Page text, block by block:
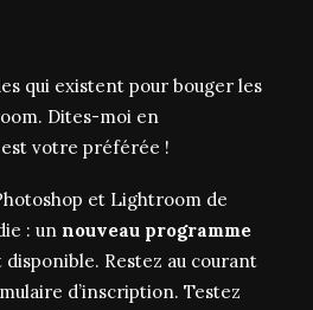
qui existent pour bouger les
Dites-moi en
votre préférée !
et Lightroom de
: un nouveau programme
disponible. Restez au courant
d’inscription. Testez